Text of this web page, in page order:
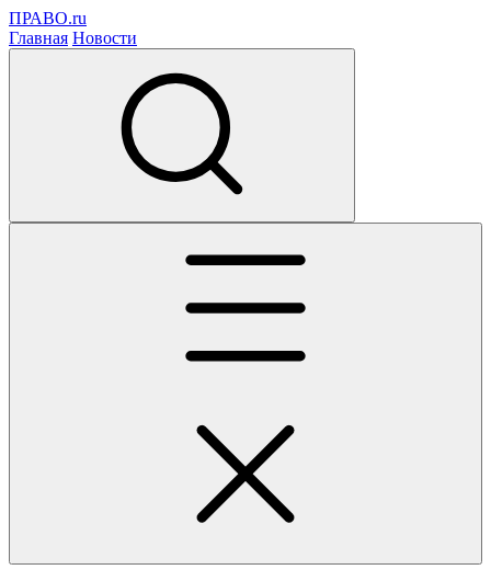
ПРАВО.ru
Главная Новости